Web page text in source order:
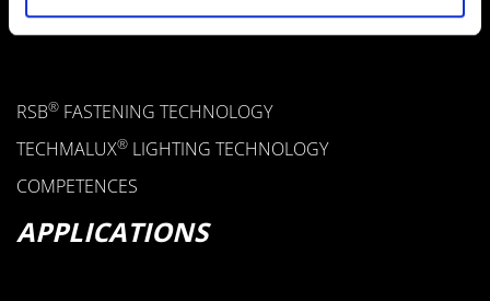
PRODUCTS
RSB® FASTENING TECHNOLOGY
TECHMALUX® LIGHTING TECHNOLOGY
COMPETENCES
APPLICATIONS